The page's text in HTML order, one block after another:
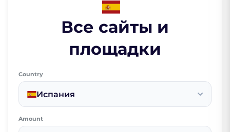
Все сайты и
площадки
Country
Испания
Amount